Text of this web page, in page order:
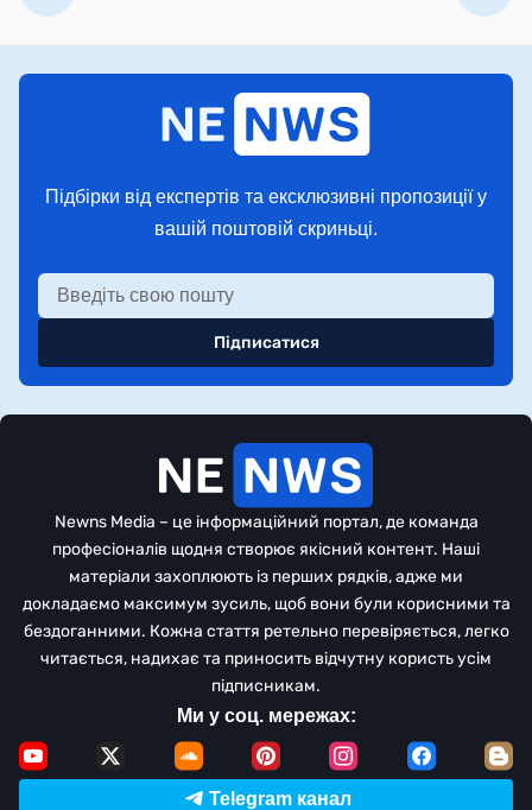
Підбірки від експертів та ексклюзивні пропозиції у
вашій поштовій скриньці.
Підписатися
Newns Media – це інформаційний портал, де команда
професіоналів щодня створює якісний контент. Наші
матеріали захоплюють із перших рядків, адже ми
докладаємо максимум зусиль, щоб вони були корисними та
бездоганними. Кожна стаття ретельно перевіряється, легко
читається, надихає та приносить відчутну користь усім
підписникам.
Ми у соц. мережах:
Telegram канал